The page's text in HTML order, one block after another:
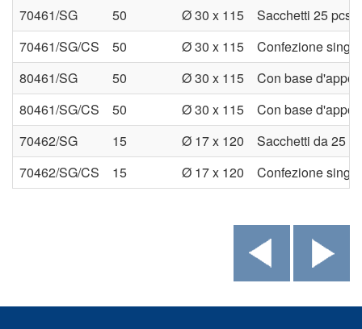
70461/SG 50 Ø 30 x 115
Sacchetti 25 pcs
70461/SG/CS
50 Ø 30 x 115
Confezione
80461/SG
50 Ø 30 x 115
Con base
80461/SG/CS
50 Ø 30 x 115
Con base
70462/SG
15 Ø 17 x 120
Sacchetti da 25 pz
70462/SG/CS
15 Ø 17 x 120 Confezione